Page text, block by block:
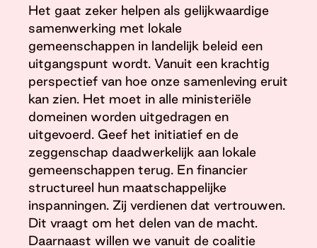
Het gaat zeker helpen als gelijkwaardige
samenwerking met lokale
gemeenschappen in landelijk beleid een
uitgangspunt wordt. Vanuit een krachtig
perspectief van hoe onze samenleving eruit
kan zien. Het moet in alle ministeriële
domeinen worden uitgedragen en
uitgevoerd. Geef het initiatief en de
zeggenschap daadwerkelijk aan lokale
gemeenschappen terug. En financier
structureel hun maatschappelijke
inspanningen. Zij verdienen dat vertrouwen.
Dit vraagt om het delen van de macht.
Daarnaast willen we vanuit de coalitie